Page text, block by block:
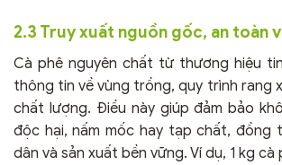
2.3 Truy xuất nguồn gốc, an toàn
Cà phê nguyên chất từ thương hiệu
thông tin về vùng trồng, quy trình rang
chất lượng. Điều này giúp đảm bảo
độc hại, nấm mốc hay tạp chất, đồng
dân và sản xuất bền vững. Ví dụ, 1 kg